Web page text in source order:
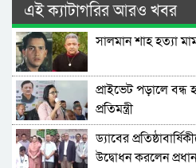
এই ক্যাটাগরির আরও খবর
সালমান শাহ হত্যা
প্রাইভেট পড়ালে
প্রতিমন্ত্রী
ড্যাবের
উদ্বোধন করলেন